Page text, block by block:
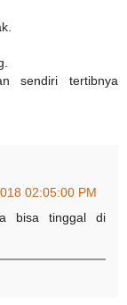
sendiri tertibnya
02:05:00 PM
bisa tinggal di